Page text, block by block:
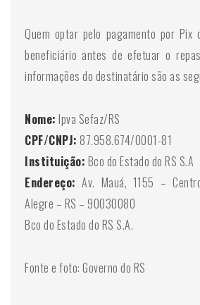
Quem optar pelo pagamento por Pix
beneficiário antes de efetuar o
informações do destinatário são as
Nome: Ipva Sefaz/RS
CPF/CNPJ: 87.958.674/0001-81
Instituição: Bco do Estado do RS S.A
Endereço: Av. Mauá, 1155 –
Alegre – RS – 90030080
Bco do Estado do RS S.A.
Fonte e foto: Governo do RS